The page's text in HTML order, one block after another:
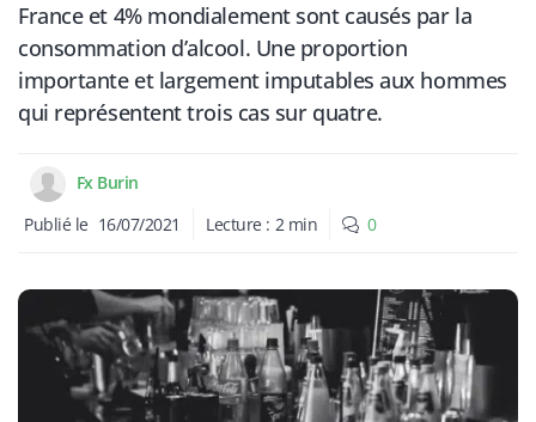
France et 4% mondialement sont causés par la
consommation d’alcool. Une proportion
importante et largement imputables aux hommes
qui représentent trois cas sur quatre.
Fx Burin
Publié le 16/07/2021 Lecture : 2 min 0